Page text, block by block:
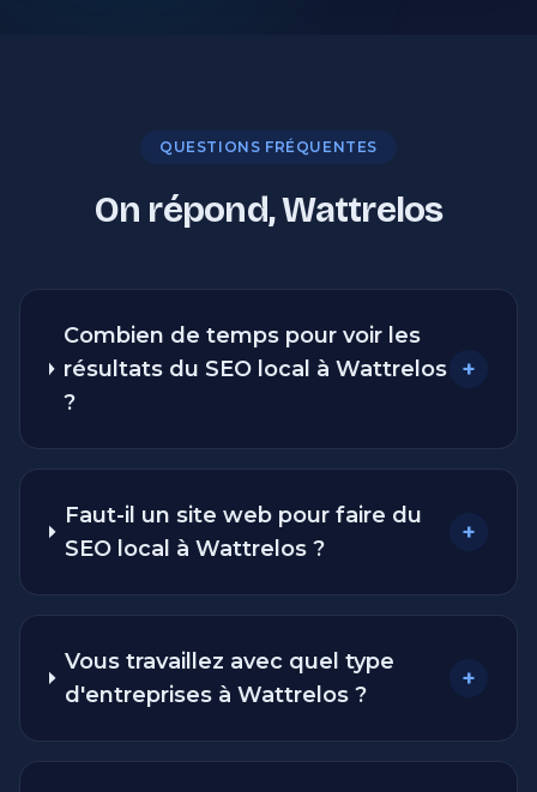
QUESTIONS FRÉQUENTES
On répond, Wattrelos
Combien de temps pour voir les
résultats du SEO local à Wattrelos
?
+
Faut-il un site web pour faire du
SEO local à Wattrelos ?
+
Vous travaillez avec quel type
d'entreprises à Wattrelos ?
+